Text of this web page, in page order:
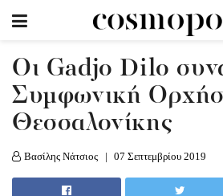
Οι Gadjo Dilo
Συμφωνική
Θεσσαλονίκης
Βασίλης Νάτσιος 07 Σεπτεμβρίου 2019